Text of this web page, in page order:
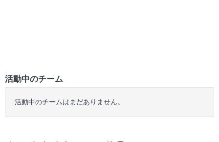
活動中のチーム
活動中のチームはまだありません。